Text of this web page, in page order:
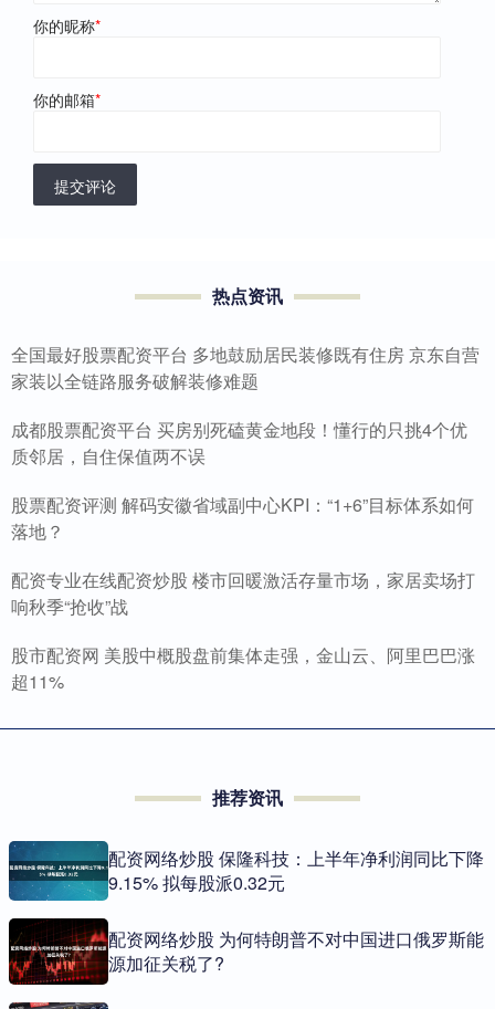
你的昵称*
你的邮箱*
提交评论
热点资讯
全国最好股票配资平台 多地鼓励居民装修既有住房 京东自营
家装以全链路服务破解装修难题
成都股票配资平台 买房别死磕黄金地段！懂行的只挑4个优
质邻居，自住保值两不误
股票配资评测 解码安徽省域副中心KPI：“1+6”目标体系如何
落地？
配资专业在线配资炒股 楼市回暖激活存量市场，家居卖场打
响秋季“抢收”战
股市配资网 美股中概股盘前集体走强，金山云、阿里巴巴涨
超11%
推荐资讯
配资网络炒股 保隆科技：上半年净利润同比下降
9.15% 拟每股派0.32元
配资网络炒股 为何特朗普不对中国进口俄罗斯能
源加征关税了?